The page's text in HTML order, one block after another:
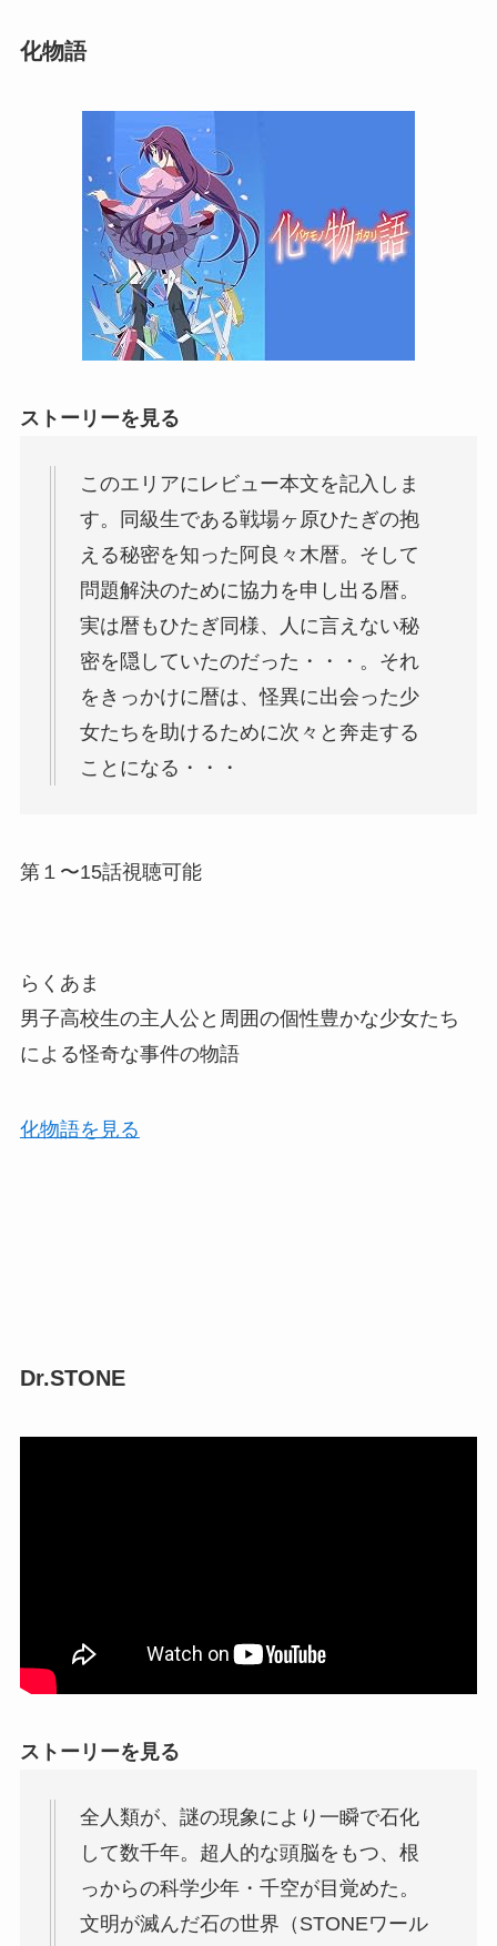
化物語
ストーリーを見る
このエリアにレビュー本文を記入しま
す。同級生である戦場ヶ原ひたぎの抱
える秘密を知った阿良々木暦。そして
問題解決のために協力を申し出る暦。
実は暦もひたぎ同様、人に言えない秘
密を隠していたのだった・・・。それ
をきっかけに暦は、怪異に出会った少
女たちを助けるために次々と奔走する
ことになる・・・
第１〜15話視聴可能
らくあま
男子高校生の主人公と周囲の個性豊かな少女たち
による怪奇な事件の物語
化物語を見る
Dr.STONE
ストーリーを見る
全人類が、謎の現象により一瞬で石化
して数千年。超人的な頭脳をもつ、根
っからの科学少年・千空が目覚めた。
文明が滅んだ石の世界（STONEワール